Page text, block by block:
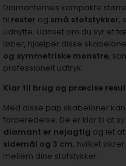
Diamanternes kompakte
til rester og små stofstykker,
udnytte. Uanset om du syr et
løber, hjælper disse
og symmetriske mønstre,
professionelt udtryk.
Klar til brug og præcise
Med disse pap skabeloner
forberedelse. De er klar til at
diamant er nøjagtig og let
sidemål og 3 cm, hvilket
mellem dine stofstykker.